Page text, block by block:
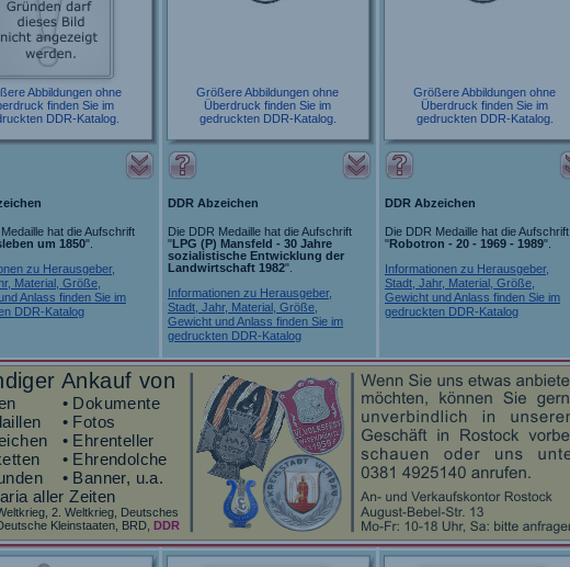
Abbildungen ohne
finden Sie im
DDR-Katalog.
hat die Aufschrift
um 1850".
zu Herausgeber,
Material, Größe,
Anlass finden Sie im
DDR-Katalog
Größere Abbildungen ohne
Überdruck finden Sie im
gedruckten DDR-Katalog.
DDR Abzeichen
Die DDR Medaille hat die Aufschrift
"LPG (P) Mansfeld - 30 Jahre
sozialistische Entwicklung der
Landwirtschaft 1982".
Informationen zu Herausgeber,
Stadt, Jahr, Material, Größe,
Gewicht und Anlass finden Sie im
gedruckten DDR-Katalog
Größere Abbildungen ohne
Überdruck finden Sie im
gedruckten DDR-Katalog.
DDR Abzeichen
Die DDR Medaille hat die Aufschrift
"Robotron - 20 - 1969 - 1989".
Informationen zu Herausgeber,
Stadt, Jahr, Material, Größe,
Gewicht und Anlass finden Sie im
gedruckten DDR-Katalog
Ankauf von
• Dokumente
• Fotos
• Ehrenteller
• Ehrendolche
• Banner, u.a.
aller Zeiten
2. Weltkrieg, Deutsches
Kleinstaaten, BRD, DDR